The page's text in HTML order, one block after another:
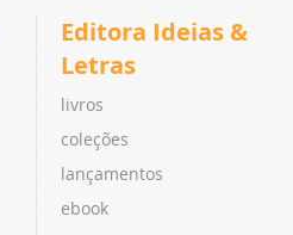
Editora Ideias &
Letras
livros
coleções
lançamentos
ebook